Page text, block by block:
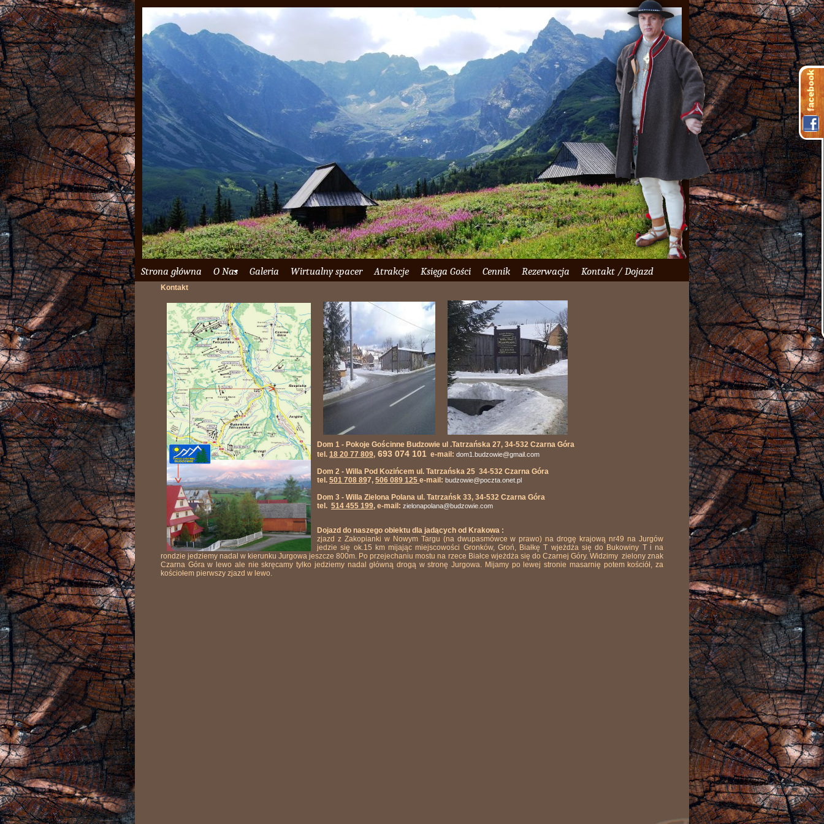
Strona główna O Nas Galeria Wirtualny spacer Atrakcje Księga Gości Cennik Rezerwacja Kontakt / Dojazd
Kontakt
Dom 1 - Pokoje Gościnne Budzowie ul .Tatrzańska 27, 34-532 Czarna Góra
tel. 18 20 77 809, 693 074 101 e-mail: dom1.budzowie@gmail.com
Dom 2 - Willa Pod Kozińcem ul. Tatrzańska 25 34-532 Czarna Góra
tel. 501 708 897, 506 089 125 e-mail: budzowie@poczta.onet.pl
Dom 3 - Willa Zielona Polana ul. Tatrzańsk 33, 34-532 Czarna Góra
tel. 514 455 199, e-mail: zielonapolana@budzowie.com
Dojazd do naszego obiektu dla jadących od Krakowa :
zjazd z Zakopianki w Nowym Targu (na dwupasmówce w prawo) na drogę krajową nr49 na Jurgów
jedzie się ok.15 km mijając miejscowości Gronków, Groń, Białkę T wjeżdża się do Bukowiny T i na
rondzie jedziemy nadal w kierunku Jurgowa jeszcze 800m. Po przejechaniu mostu na rzece Białce wjeżdża się do Czarnej Góry. Widzimy zielony znak
Czarna Góra w lewo ale nie skręcamy tylko jedziemy nadal główną drogą w stronę Jurgowa. Mijamy po lewej stronie masarnię potem kościół, za
kościołem pierwszy zjazd w lewo.